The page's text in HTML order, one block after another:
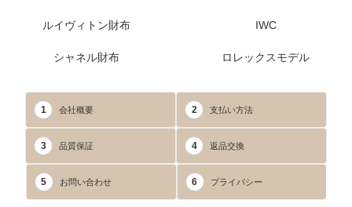
ルイヴィトン財布
シャネル財布
IWC
ロレックスモデル
1 会社概要 2 支払い方法
3 品質保証 4 返品交換
5 お問い合わせ 6 プライバシー